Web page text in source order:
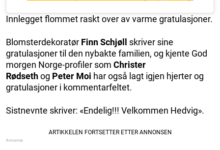
Innlegget flommet raskt over av varme gratulasjoner.
Blomsterdekoratør Finn Schjøll skriver sine
gratulasjoner til den nybakte familien, og kjente God
morgen Norge-profiler som Christer
Rødsethog Peter Moi har også lagt igjen hjerter og
gratulasjoner i kommentarfeltet.
Sistnevnte skriver: «Endelig!!! Velkommen Hedvig».